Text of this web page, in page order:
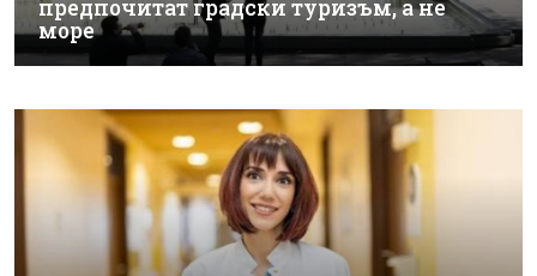
предпочитат градски туризъм, а не
море